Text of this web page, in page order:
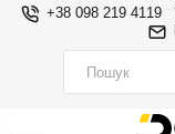
+38 098 219 4119